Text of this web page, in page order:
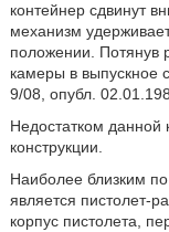
контейнер сдвинут
механизм
положении. Потянув
камеры в
9/08, опубл.
Недостатком данной
конструкции.
Наиболее близким
является пистолет-
корпус пистолета,